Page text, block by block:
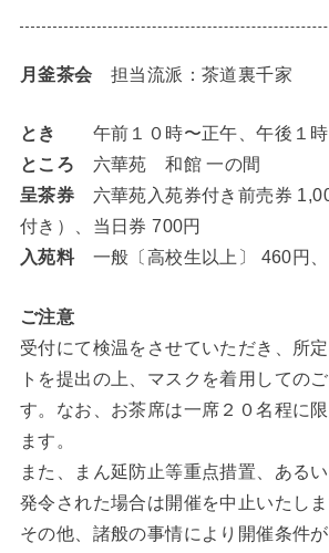
月釜茶会 担当流派：茶道裏千家
とき
午前１０時〜正午、午後１時
ところ 六華苑 和館 一の間
呈茶券 六華苑入苑券付き前売券
付き）、当日券 700円
入苑料一般〔高校生以上〕 460円、
ご注意
受付にて検温をさせていただき、所
トを提出の上、マスクを着用しての
す。なお、お茶席は一席２０名程に
ます。
また、まん延防止等重点措置、ある
発令された場合は開催を中止いたしま
その他、諸般の事情により開催条件